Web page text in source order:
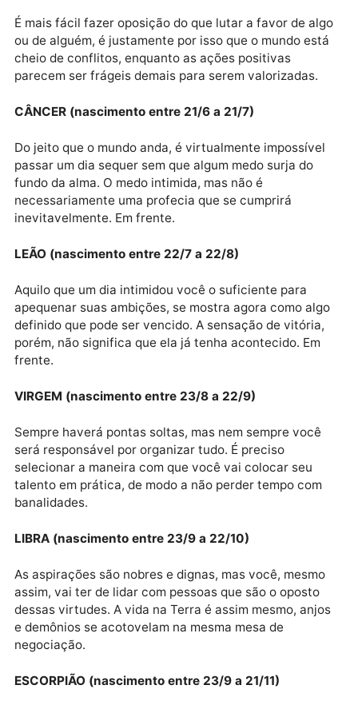
Em alguns momentos parece que tudo que acontece
que sua alma precisa administrar, que tudo seria
demais para você carregar no seu pequeno
Parece, mas não é assim, largue mão de dar bola à
mente.
GÊMEOS (nascimento entre 21/5 a 20/6)
É mais fácil fazer oposição do que lutar a favor de
ou de alguém, é justamente por isso que o mundo
cheio de conflitos, enquanto as ações positivas
parecem ser frágeis demais para serem valorizadas.
CÂNCER (nascimento entre 21/6 a 21/7)
Do jeito que o mundo anda, é virtualmente
passar um dia sequer sem que algum medo surja do
fundo da alma. O medo intimida, mas não é
inevitavelmente. Em frente.
LEÃO (nascimento entre 22/7 a 22/8)
Aquilo que um dia intimidou você o suficiente para
apequenar suas ambições, se mostra agora como
porém, não significa que ela já tenha acontecido. Em
VIRGEM (nascimento entre 23/8 a 22/9)
Sempre haverá pontas soltas, mas nem sempre você
selecionar a maneira com que você vai colocar seu